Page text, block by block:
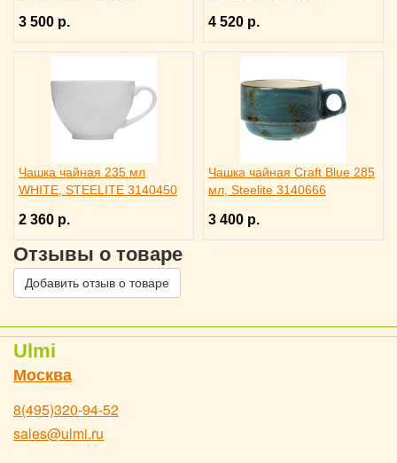
3 500 р. 4 520 р.
Чашка чайная 235 мл
WHITE, STEELITE 3140450
2 360 р.
Чашка чайная Craft Blue 285
мл, Steelite 3140666
3 400 р.
Отзывы о товаре
Добавить отзыв о товаре
Ulmi
Москва
8(495)320-94-52
sales@ulmi.ru